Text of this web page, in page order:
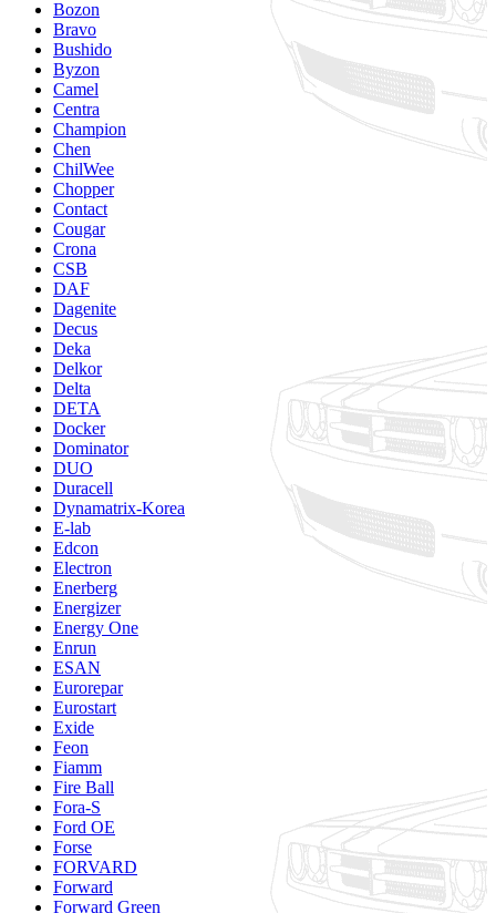
Bozon
Bravo
Bushido
Byzon
Camel
Centra
Champion
Chen
ChilWee
Chopper
Contact
Cougar
Crona
CSB
DAF
Dagenite
Decus
Deka
Delkor
Delta
DETA
Docker
Dominator
DUO
Duracell
Dynamatrix-Korea
E-lab
Edcon
Electron
Enerberg
Energizer
Energy One
Enrun
ESAN
Eurorepar
Eurostart
Exide
Feon
Fiamm
Fire Ball
Fora-S
Ford OE
Forse
FORVARD
Forward
Forward Green